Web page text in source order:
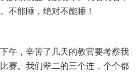
不能睡，绝对不能睡！
午，辛苦了几天的教官要考察我
赛。我们翠二的三个连，个个都